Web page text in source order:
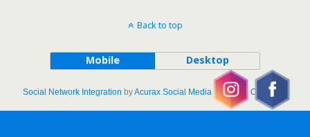
Back to top
Mobile Desktop
Social Network Integration byAcurax Social Media Branding Company